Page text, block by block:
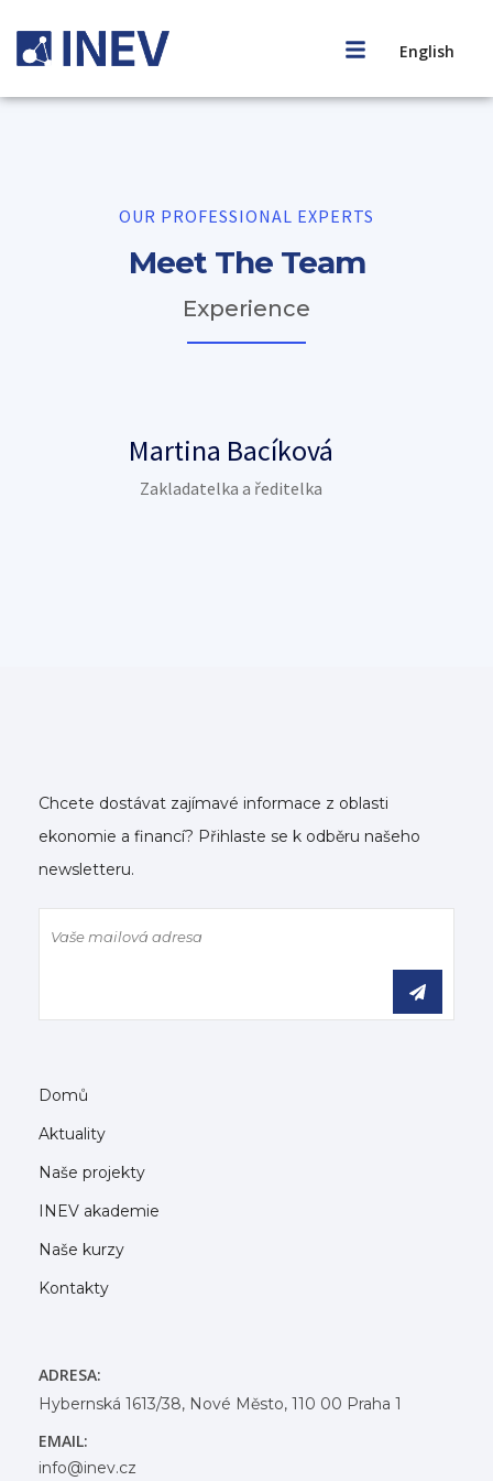
English
OUR PROFESSIONAL EXPERTS
Meet The Team
Experience
Martina Bacíková
Zakladatelka a ředitelka
Chcete dostávat zajímavé informace z oblasti
ekonomie a financí? Přihlaste se k odběru našeho
newsletteru.
Domů
Aktuality
Naše projekty
INEV akademie
Naše kurzy
Kontakty
ADRESA:
Hybernská 1613/38, Nové Město, 110 00 Praha 1
EMAIL:
info@inev.cz